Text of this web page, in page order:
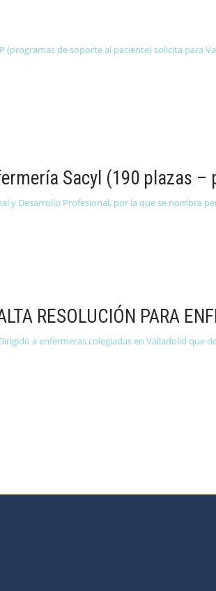
(programas de soporte al paciente) solicita para
Sacyl (190 plazas –
y Desarrollo Profesional, por la que se nombra
RESOLUCIÓN PARA
a enfermeras colegiadas en Valladolid que